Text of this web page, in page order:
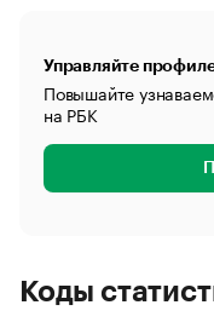
Управляйте
Повышайте
на РБК
Коды